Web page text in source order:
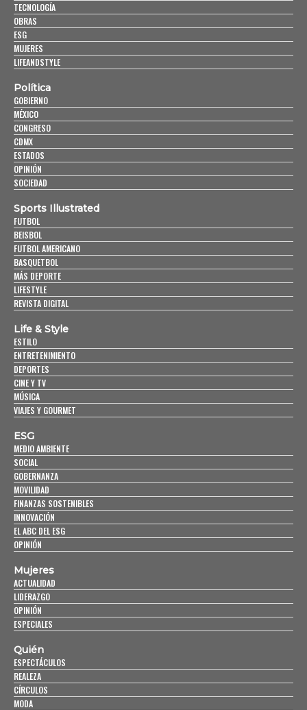
TECNOLOGÍA
OBRAS
ESG
MUJERES
LIFEANDSTYLE
Política
GOBIERNO
MÉXICO
CONGRESO
CDMX
ESTADOS
OPINIÓN
SOCIEDAD
Sports Illustrated
FUTBOL
BEISBOL
FUTBOL AMERICANO
BASQUETBOL
MÁS DEPORTE
LIFESTYLE
REVISTA DIGITAL
Life & Style
ESTILO
ENTRETENIMIENTO
DEPORTES
CINE Y TV
MÚSICA
VIAJES Y GOURMET
ESG
MEDIO AMBIENTE
SOCIAL
GOBERNANZA
MOVILIDAD
FINANZAS SOSTENIBLES
INNOVACIÓN
EL ABC DEL ESG
OPINIÓN
Mujeres
ACTUALIDAD
LIDERAZGO
OPINIÓN
ESPECIALES
Quién
ESPECTÁCULOS
REALEZA
CÍRCULOS
MODA